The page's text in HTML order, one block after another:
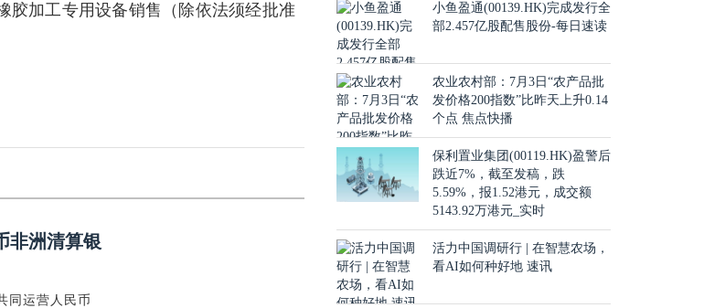
胶加工专用设备销售（除依法须经批准
非洲清算银
同运营人民币
小鱼盈通(00139.HK)完成发行全
部2.457亿股配售股份-每日速读
农业农村部：7月3日“农产品批
发价格200指数”比昨天上升0.14
个点 焦点快播
保利置业集团(00119.HK)盈警后
跌近7%，截至发稿，跌
5.59%，报1.52港元，成交额
5143.92万港元_实时
活力中国调研行 | 在智慧农场，
看AI如何种好地 速讯